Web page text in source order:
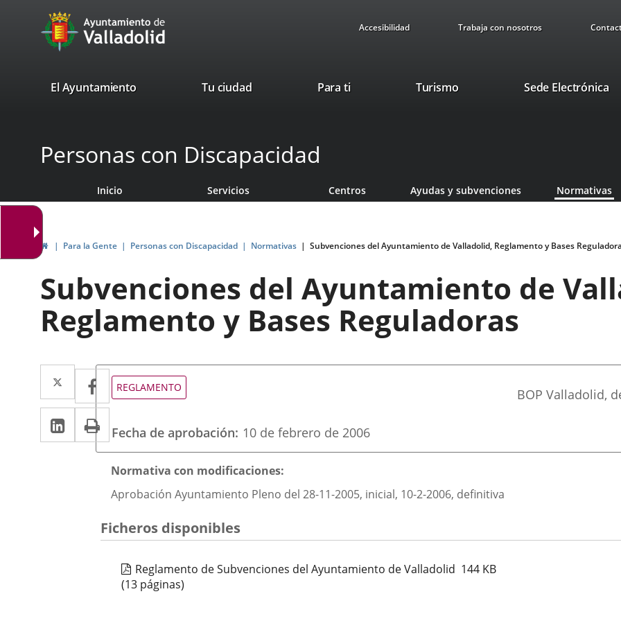
Portal
Web
Ayuntamiento
Valladolid
Accesibilidad Trabaja con nosotros
valladolid.es
El Ayuntamiento Tu ciudad Para ti TurismoEste
nueva.
Sede Electrónica
Personas con Discapacidad
Inicio Servicios Centros Ayudas y subvenciones Normativas
InicioPara la Gente Personas con Discapacidad Normativas Subvenciones del Ayuntamiento de Valladolid, Reglamento y Bases
Subvenciones del Ayuntamiento de
Reglamento y Bases Reguladoras
Twitter
Enlace
a
una
aplicación
externa.
Facebook
Enlace
a
una
aplicación
externa.
LinkedIn
Enlace
a
aplicación
Tipo
de
REGLAMENTO
boletin
BOP Valladolid,
Fecha de aprobación 10 de febrero de 2006
Descripción
Normativa con modificaciones:
Aprobación Ayuntamiento Pleno del 28-11-2005, inicial, 10-2-2006, definitiva
Ficheros disponibles
Reglamento de Subvenciones del Ayuntamiento de Valladolid 144 KB
(13 páginas)